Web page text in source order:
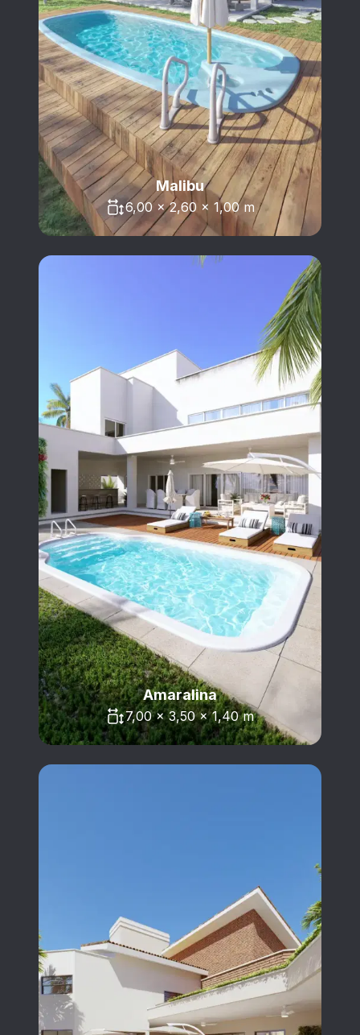
Malibu
6,00 x 2,60 x 1,00 m
Amaralina
7,00 x 3,50 x 1,40 m